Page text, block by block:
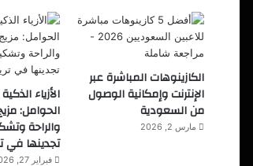
الكازينوهات المباشرة عبر
الإنترنت وإمكانية الوصول
من السعودية
مارس 2, 2026
الأزياء
الحوامل:
والراحة
تجدينها في
فبراير 27, 2026